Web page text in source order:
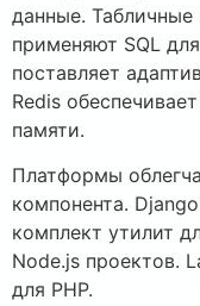
данные.
применяют SQL
поставляет
Redis
памяти.
Платформы
компонента.
комплект утилит
Node.js проектов.
для PHP.